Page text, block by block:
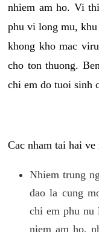
nhiem am ho. Vi
phu vi long mu, khu
khong kho mac
cho ton thuong.
chi em do tuoi sinh
Cac nham tai hai
Nhiem trung
dao la cung
chi em phu nu
niem am ho,